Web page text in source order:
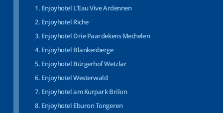
Enjoyhotel L’Eau Vive Ardennen
Enjoyhotel Riche
Enjoyhotel Drie Paardekens Mechelen
Enjoyhotel Blankenberge
Enjoyhotel Bürgerhof Wetzlar
Enjoyhotel Westerwald
Enjoyhotel am Kurpark Brilon
Enjoyhotel Eburon Tongeren